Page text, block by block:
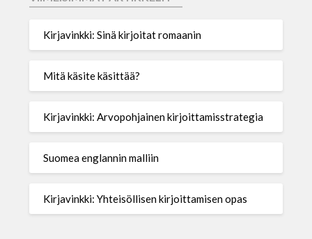
Kirjavinkki: Sinä kirjoitat romaanin
Mitä käsite käsittää?
Kirjavinkki: Arvopohjainen kirjoittamisstrategia
Suomea englannin malliin
Kirjavinkki: Yhteisöllisen kirjoittamisen opas